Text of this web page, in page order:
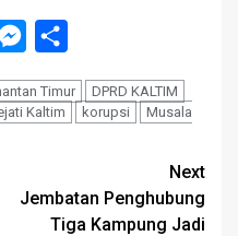
Messenger
Timur
DPRD KALTIM
Kaltim korupsi
Musala
Next
Jembatan Penghubung
Tiga Kampung Jadi